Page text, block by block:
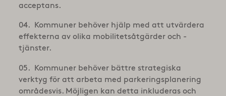
acceptans.
Kommuner behöver hjälp med att utvärdera
effekterna av olika mobilitetsåtgärder och -
tjänster.
Kommuner behöver bättre strategiska
verktyg för att arbeta med parkeringsplanering
områdesvis. Möjligen kan detta inkluderas och